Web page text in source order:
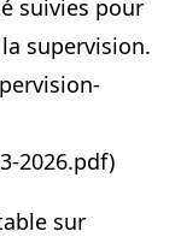
suivies pour
supervision.
2026.pdf)
sur